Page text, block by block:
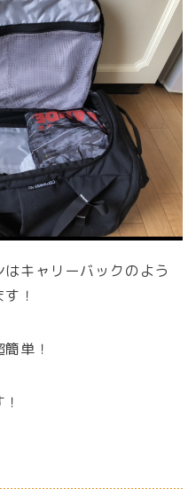
キャリーバックのよう
！
単！